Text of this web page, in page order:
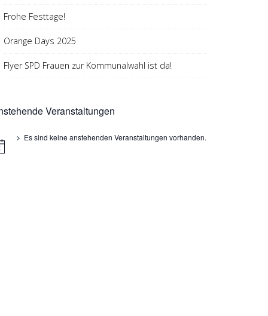
Frohe Festtage!
Orange Days 2025
Flyer SPD Frauen zur Kommunalwahl ist da!
Veranstaltungen
Es sind keine anstehenden Veranstaltungen vorhanden.